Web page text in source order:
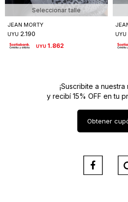
Seleccionar talle
JEAN MORTY
UYU 2.190
UYU 1.862
UYU
¡Suscribite a
y recibí 15% OFF en tu
Obtener
